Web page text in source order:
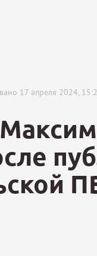
17 апреля 2024,